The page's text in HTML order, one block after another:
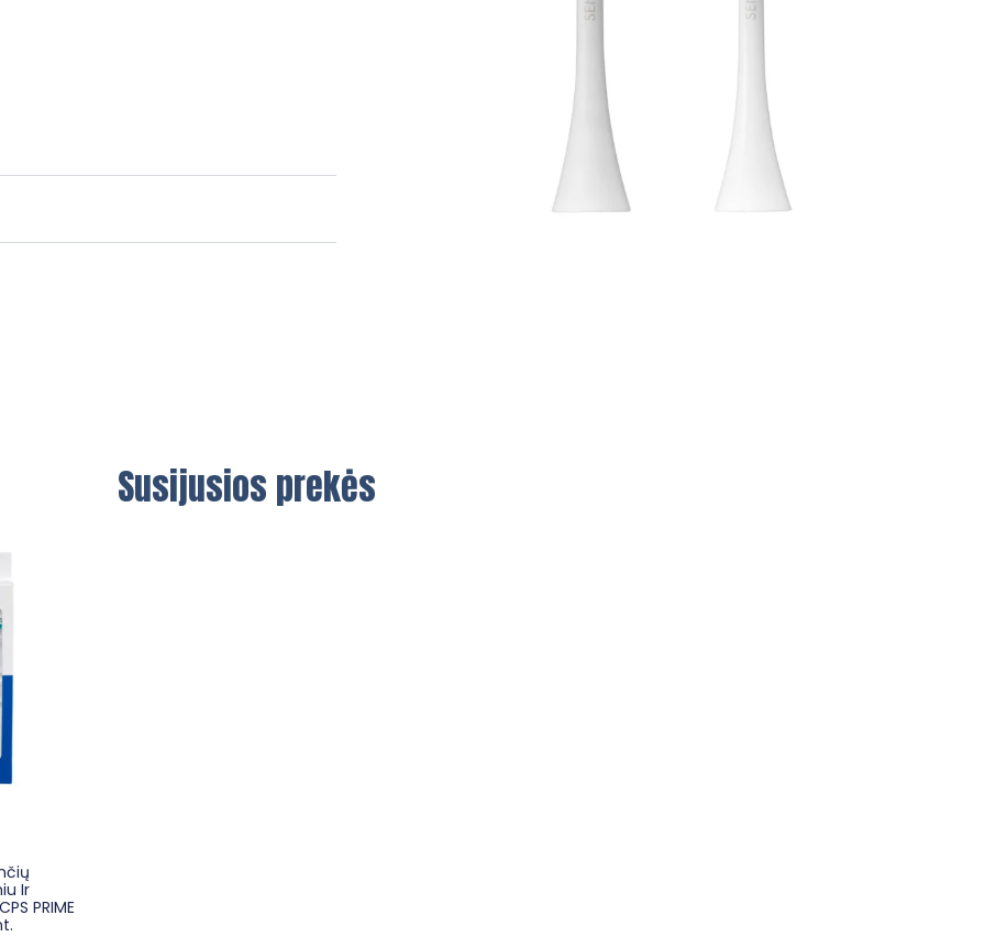
Susijusios prekės
Ir
PRIME